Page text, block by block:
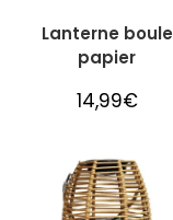
Lanterne boule
papier
14,99€